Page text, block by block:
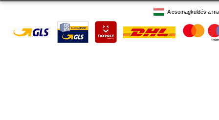
A csomagküldés a